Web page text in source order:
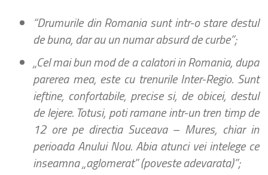
“Drumurile din Romania sunt intr-o stare destul
de buna, dar au un numar absurd de curbe”;
„Cel mai bun mod de a calatori in Romania, dupa
parerea mea, este cu trenurile Inter-Regio. Sunt
ieftine, confortabile, precise si, de obicei, destul
de lejere. Totusi, poti ramane intr-un tren timp de
12 ore pe directia Suceava – Mures, chiar in
perioada Anului Nou. Abia atunci vei intelege ce
inseamna „aglomerat” (poveste adevarata)”;